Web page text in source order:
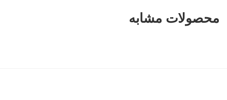
محصولات مشابه